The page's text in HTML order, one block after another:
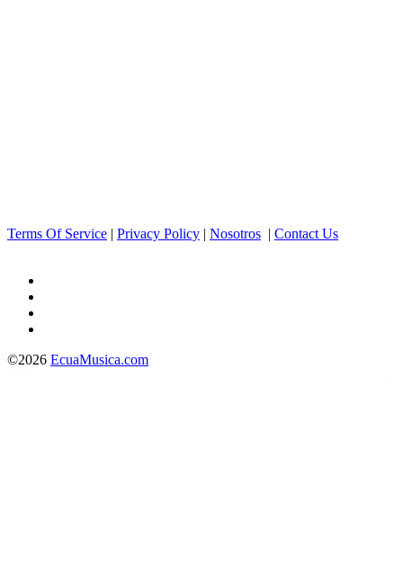
Terms Of Service | Privacy Policy | Nosotros | Contact Us
©2026 EcuaMusica.com